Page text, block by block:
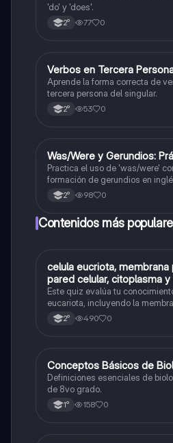
'do' y 'does'.
2° 77 0
VInglés
Verbos en Tercera
Aprende la forma correcta de
tercera persona del singular.
2° 53 0
WInglés
Was/Were y Gerundios:
Practica el uso de 'was/were'
formación de gerundios en
2° 98 0
Contenidos más
CBiología
celula eucriota, membrana
pared celular, citoplasma y citoesqueletos.
nombre se las partes de la
Este quiz evalúa tu
eucariota, incluyendo la
núcleo, pared celular,
2° 490 0
CBiología
Conceptos Básicos de
Definiciones esenciales de
de 8vo grado.
1° 158 0